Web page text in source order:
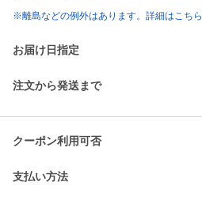
※離島などの例外はあります。詳細はこちら
お届け日指定
注文から発送まで
クーポン利用可否
支払い方法